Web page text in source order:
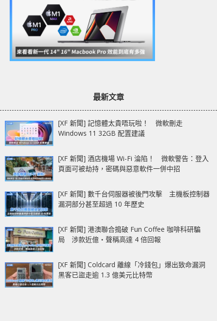
最新文章
[XF 新聞] 記憶體太貴唔玩啦！ 微軟刪走
Windows 11 32GB 配置建議
[XF 新聞] 酒店機場 Wi-Fi 淪陷！ 微軟警告：登入
頁面可被劫持，密碼與惡意軟件一併中招
[XF 新聞] 數千台伺服器被後門攻擊 主機板控制器
漏洞部分甚至超過 10 年歷史
[XF 新聞] 港澳聯合搗破 Fun Coffee 咖啡科研騙
局 涉款近億‧聲稱高達 4 倍回報
[XF 新聞] Coldcard 離線「冷錢包」爆出致命漏洞
黑客已盜走逾 1.3 億美元比特幣